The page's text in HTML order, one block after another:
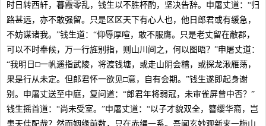
时日转西轩，暮霞零乱，钱生以不胜杯酌，坚决告辞。申屠丈道：“归
路甚远，亦不敢强留。只是区区天下有心人也，他日郎君或有缓急，
不妨谋诸我。”钱生道：“仰辱厚喧，敢不服膺。只是老丈留在敝郡，
可以不时奉候，万一行旌别指，则山川间之，何以图晤？”申屠丈道：
“我明日□一帆遥指武陵，将渡钱塘，或走山阴会稽，或探龙湫雁荡，
果是行从未定。但郎君怀一欲见□意，自有会期。”钱生遂即起身谢
别。申屠丈送至中庭，复问道：“郎君年将弱冠，未审雀屏曾中否？”
钱生摇首道：“尚未受室。”申屠丈道：“以子才貌双全，簪缨华裔，岂
患天佳配哉？然而姻缘前数，只在赤绳一系。吾闻玄妙观新来一梅山